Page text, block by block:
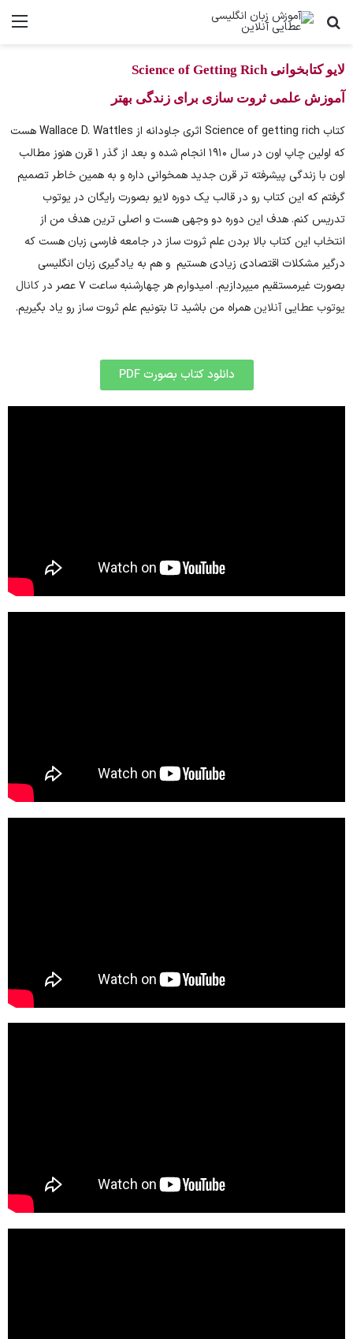
لایو کتابخوانی Science of Getting Rich
آموزش علمی ثروت سازی برای زندگی بهتر
کتاب Science of getting rich اثری جاودانه از Wallace D. Wattles هست
که اولین چاپ اون در سال ۱۹۱۰ انجام شده و بعد از گذر ۱ قرن هنوز مطالب
اون با زندگی پیشرفته تر قرن جدید همخوانی داره و به همین خاطر تصمیم
گرفتم که این کتاب رو در قالب یک دوره لایو بصورت رایگان در یوتوب
تدریس کنم. هدف این دوره دو وجهی هست و اصلی ترین هدف من از
انتخاب این کتاب بالا بردن علم ثروت ساز در جامعه فارسی زبان هست که
درگیر مشکلات اقتصادی زیادی هستیم و هم به یادگیری زبان انگلیسی
بصورت غیرمستقیم میپردازیم. امیدوارم هر چهارشنبه ساعت ۷ عصر در
کانال
یوتوب عطایی آنلاین همراه من باشید تا بتونیم علم ثروت ساز رو یاد بگیریم.
دانلود کتاب بصورت PDF